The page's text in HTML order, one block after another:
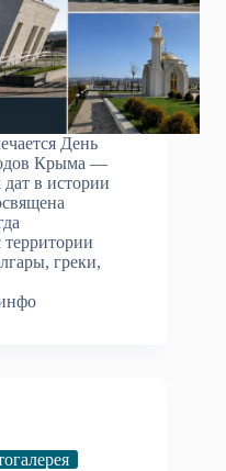
День
Крыма —
в истории
греки,